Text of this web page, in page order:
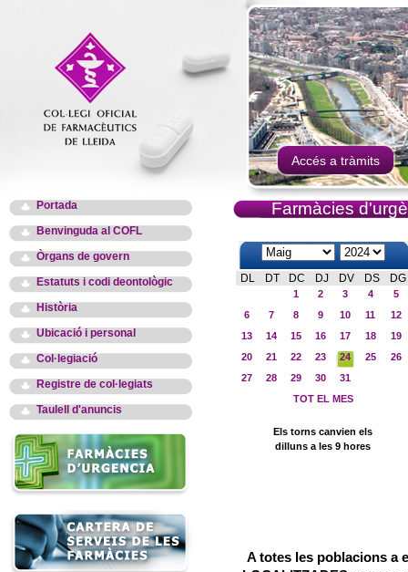
Accés a tràmits
Portada
Benvinguda al COFL
Òrgans de govern
Estatuts i codi deontològic
Història
Ubicació i personal
Col·legiació
Registre de col·legiats
Taulell d'anuncis
Farmàcies
DL DT DC DJ DV DS DG
1 2 3 4
5
6
7 8 9 10 11
12
13
14 15 16 17 18
19
20
21 22 23 24 25
26
27
28 29 30
31
TOT EL MES
Els torns canvien els
dilluns a les 9 hores
A totes les poblacions a